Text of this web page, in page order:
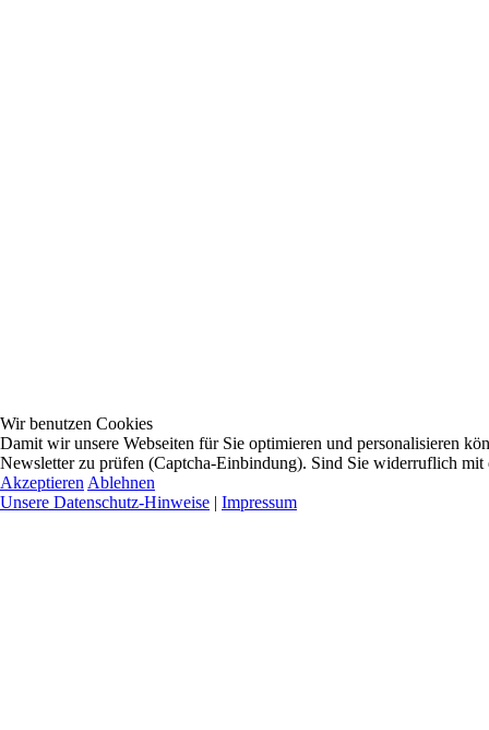
Wir benutzen Cookies
Damit wir unsere Webseiten für Sie optimieren und personalisieren
Newsletter zu prüfen (Captcha-Einbindung). Sind Sie widerruflich mit
Akzeptieren Ablehnen
Unsere Datenschutz-Hinweise | Impressum